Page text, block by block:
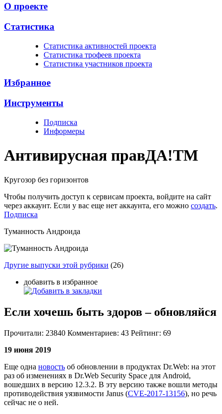
О проекте
Статистика
Cтатистика активностей проекта
Cтатистика трофеев проекта
Cтатистика участников проекта
Избранное
Инструменты
Подписка
Информеры
Антивирусная правДА!TM
Кругозор без горизонтов
Чтобы получить доступ к сервисам проекта, войдите на сайт
через аккаунт. Если у вас еще нет аккаунта, его можно создать.
Подписка
Туманность Андроида
Другие выпуски этой рубрики (26)
добавить в избранное
Если хочешь быть здоров – обновляйся
Прочитали: 23840 Комментариев: 43 Рейтинг: 69
19 июня 2019
Еще одна новость об обновлении в продуктах Dr.Web: на этот
раз об изменениях в Dr.Web Security Space для Android,
вошедших в версию 12.3.2. В эту версию также вошли методы
противодействия уязвимости Janus (CVE-2017-13156), но речь
сейчас не о ней.